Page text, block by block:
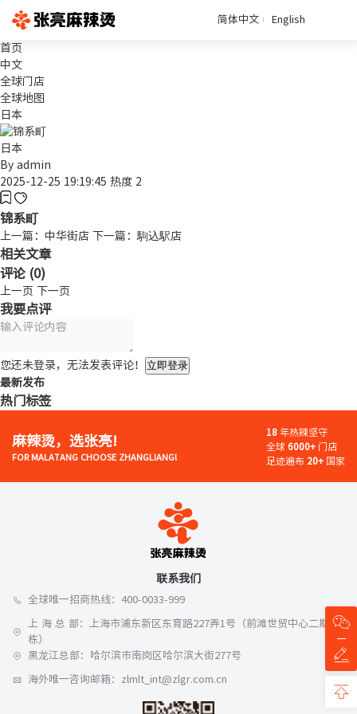
简体中文 English
首页
中文
全球门店
全球地图
日本
日本
By admin
2025-12-25 19:19:45 热度 2
锦系町
上一篇：中华街店 下一篇：駒込駅店
相关文章
评论 (0)
上一页 下一页
我要点评
您还未登录，无法发表评论！ 立即登录
最新发布
热门标签
麻辣烫，选张亮!
FOR MALATANG CHOOSE ZHANGLIANG!
18 年热辣坚守
全球 6000+ 门店
足迹遍布 20+ 国家
联系我们
全球唯一招商热线：400-0033-999
上 海 总 部：上海市浦东新区东育路227弄1号（前滩世贸中心二期A
栋）
黑龙江总部：哈尔滨市南岗区哈尔滨大街277号
海外唯一咨询邮箱：zlmlt_int@zlgr.com.cn